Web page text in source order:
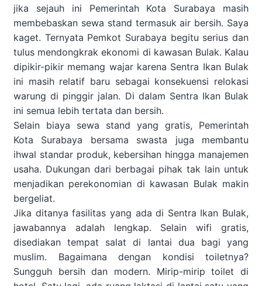
jika sejauh ini Pemerintah Kota Surabaya masih
membebaskan sewa stand termasuk air bersih. Saya
kaget. Ternyata Pemkot Surabaya begitu serius dan
tulus mendongkrak ekonomi di kawasan Bulak. Kalau
dipikir-pikir memang wajar karena Sentra Ikan Bulak
ini masih relatif baru sebagai konsekuensi relokasi
warung di pinggir jalan. Di dalam Sentra Ikan Bulak
ini semua lebih tertata dan bersih.
Selain biaya sewa stand yang gratis, Pemerintah
Kota Surabaya bersama swasta juga membantu
ihwal standar produk, kebersihan hingga manajemen
usaha. Dukungan dari berbagai pihak tak lain untuk
menjadikan perekonomian di kawasan Bulak makin
bergeliat.
Jika ditanya fasilitas yang ada di Sentra Ikan Bulak,
jawabannya adalah lengkap. Selain wifi gratis,
disediakan tempat salat di lantai dua bagi yang
muslim. Bagaimana dengan kondisi toiletnya?
Sungguh bersih dan modern. Mirip-mirip toilet di